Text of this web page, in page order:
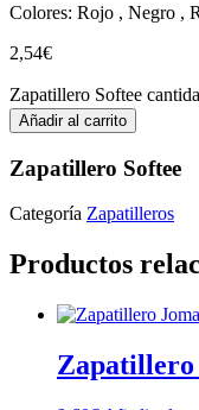
Colores: Rojo , Negro ,
2,54€
Zapatillero Softee
Añadir al carrito
Zapatillero Softee
Categoría Zapatilleros
Productos
Zapatillero